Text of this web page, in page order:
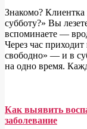
Знакомо?
субботу?» Вы
вспоминаете —
Через час
свободно» — и в
на одно время.
Как выявить
заболевание